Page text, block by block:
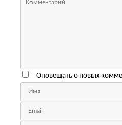
Оповещать о новых